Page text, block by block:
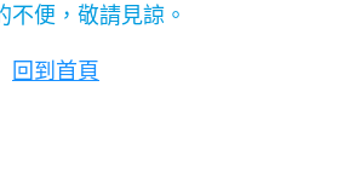
不便，敬請見諒。
回到首頁